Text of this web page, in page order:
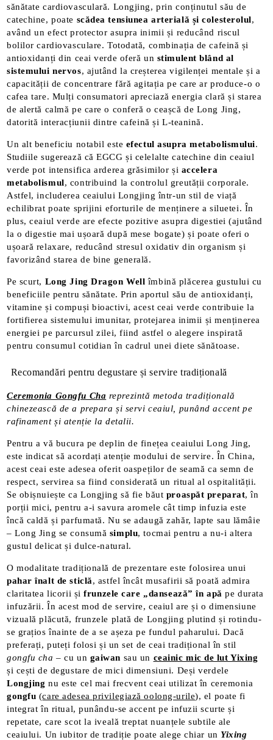
sănătate cardiovasculară. Longjing, prin conținutul său de
catechine, poate scădea tensiunea arterială și colesterolul,
având un efect protector asupra inimii și reducând riscul
bolilor cardiovasculare​. Totodată, combinația de cafeină și
antioxidanți din ceai verde oferă un stimulent blând al
sistemului nervos, ajutând la creșterea vigilenței mentale și a
capacității de concentrare fără agitația pe care ar produce-o o
cafea tare​. Mulți consumatori apreciază energia clară și starea
de alertă calmă pe care o conferă o ceașcă de Long Jing,
datorită interacțiunii dintre cafeină și L-teanină.
Un alt beneficiu notabil este efectul asupra metabolismului.
Studiile sugerează că EGCG și celelalte catechine din ceaiul
verde pot intensifica arderea grăsimilor și accelera
metabolismul, contribuind la controlul greutății corporale​.
Astfel, includerea ceaiului Longjing într-un stil de viață
echilibrat poate sprijini eforturile de menținere a siluetei. În
plus, ceaiul verde are efecte pozitive asupra digestiei (ajutând
la o digestie mai ușoară după mese bogate) și poate oferi o
ușoară relaxare, reducând stresul oxidativ din organism și
favorizând starea de bine generală​.
Pe scurt, Long Jing Dragon Well îmbină plăcerea gustului cu
beneficiile pentru sănătate. Prin aportul său de antioxidanți,
vitamine și compuși bioactivi, acest ceai verde contribuie la
fortifierea sistemului imunitar, protejarea inimii și menținerea
energiei pe parcursul zilei, fiind astfel o alegere inspirată
pentru consumul cotidian în cadrul unei diete sănătoase.
Recomandări pentru degustare și servire tradițională
Ceremonia Gongfu Cha reprezintă metoda tradițională
chinezească de a prepara și servi ceaiul, punând accent pe
rafinament și atenție la detalii.
Pentru a vă bucura pe deplin de finețea ceaiului Long Jing,
este indicat să acordați atenție modului de servire. În China,
acest ceai este adesea oferit oaspeților de seamă ca semn de
respect, servirea sa fiind considerată un ritual al ospitalității.
Se obișnuiește ca Longjing să fie băut proaspăt preparat, în
porții mici, pentru a-i savura aromele cât timp infuzia este
încă caldă și parfumată. Nu se adaugă zahăr, lapte sau lămâie
– Long Jing se consumă simplu, tocmai pentru a nu-i altera
gustul delicat și dulce-natural.
O modalitate tradițională de prezentare este folosirea unui
pahar înalt de sticlă, astfel încât musafirii să poată admira
claritatea licorii șifrunzele care „dansează” în apă pe durata
infuzării​. În acest mod de servire, ceaiul are și o dimensiune
vizuală plăcută, frunzele plată de Longjing plutind și rotindu-
se grațios înainte de a se așeza pe fundul paharului. Dacă
preferați, puteți folosi și un set de ceai tradițional în stil
gongfu cha – cu un gaiwan sau un ceainic mic de lut Yixing
și cești de degustare de mici dimensiuni. Deși verdele
Longjingnu este cel mai frecvent ceai utilizat în ceremonia
gongfu (care adesea privilegiază oolong-urile), el poate fi
integrat în ritual, punându-se accent pe infuzii scurte și
repetate, care scot la iveală treptat nuanțele subtile ale
ceaiului. Un iubitor de tradiție poate alege chiar unYixing